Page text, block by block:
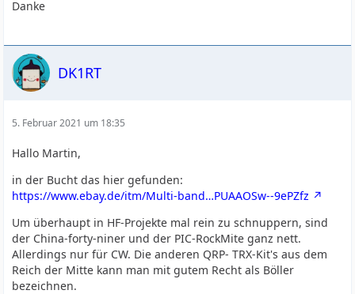
Danke
DK1RT
5. Februar 2021 um 18:35
Hallo Martin,
in der Bucht das hier gefunden:
https://www.ebay.de/itm/Multi-band…PUAAOSw--9ePZfz
Um überhaupt in HF-Projekte mal rein zu schnuppern, sind
der China-forty-niner und der PIC-RockMite ganz nett.
Allerdings nur für CW. Die anderen QRP- TRX-Kit's aus dem
Reich der Mitte kann man mit gutem Recht als Böller
bezeichnen.